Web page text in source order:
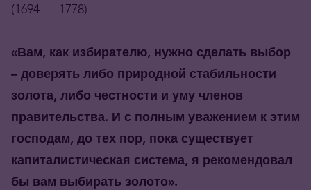
(1694 — 1778)
«Вам, как избирателю, нужно сделать выбор
– доверять либо природной стабильности
золота, либо честности и уму членов
правительства. И с полным уважением к этим
господам, до тех пор, пока существует
капиталистическая система, я рекомендовал
бы вам выбирать золото».